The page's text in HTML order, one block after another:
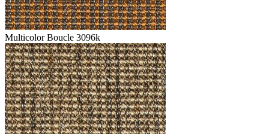
Multicolor Boucle 3096k